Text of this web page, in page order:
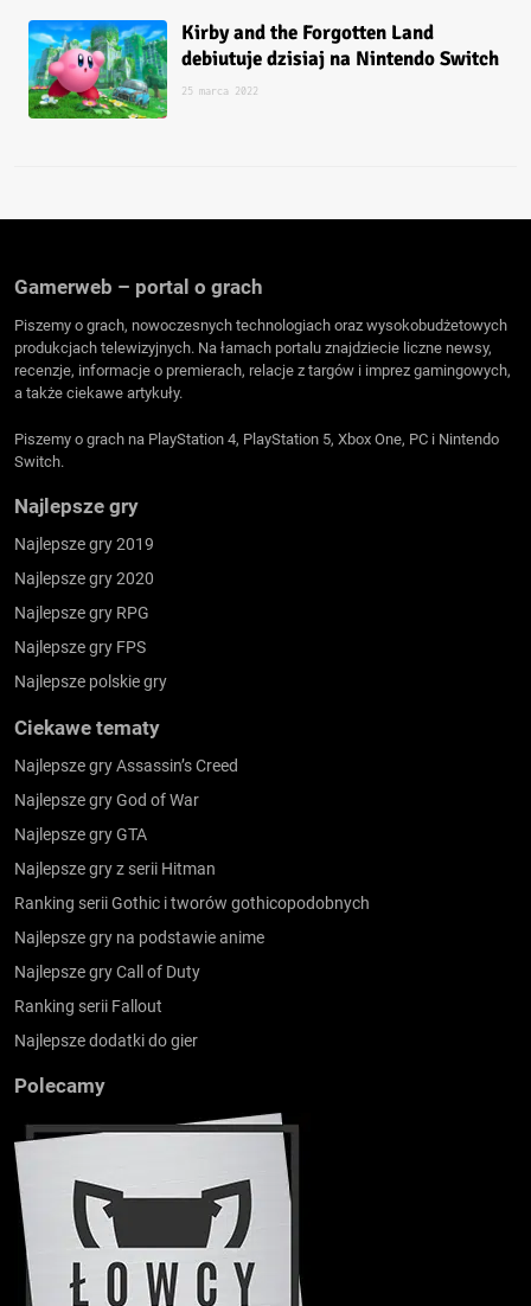
Kirby and the Forgotten Land
debiutuje dzisiaj na Nintendo Switch
25 marca 2022
Gamerweb – portal o grach
Piszemy o grach, nowoczesnych technologiach oraz wysokobudżetowych
produkcjach telewizyjnych. Na łamach portalu znajdziecie liczne newsy,
recenzje, informacje o premierach, relacje z targów i imprez gamingowych,
a także ciekawe artykuły.
Piszemy o grach na PlayStation 4, PlayStation 5, Xbox One, PC i Nintendo
Switch.
Najlepsze gry
Najlepsze gry 2019
Najlepsze gry 2020
Najlepsze gry RPG
Najlepsze gry FPS
Najlepsze polskie gry
Ciekawe tematy
Najlepsze gry Assassin’s Creed
Najlepsze gry God of War
Najlepsze gry GTA
Najlepsze gry z serii Hitman
Ranking serii Gothic i tworów gothicopodobnych
Najlepsze gry na podstawie anime
Najlepsze gry Call of Duty
Ranking serii Fallout
Najlepsze dodatki do gier
Polecamy